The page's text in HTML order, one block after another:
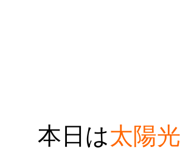
本日は太陽